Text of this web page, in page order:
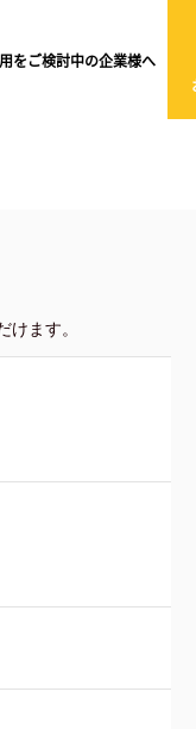
をご検討中の企業様へ
けます。